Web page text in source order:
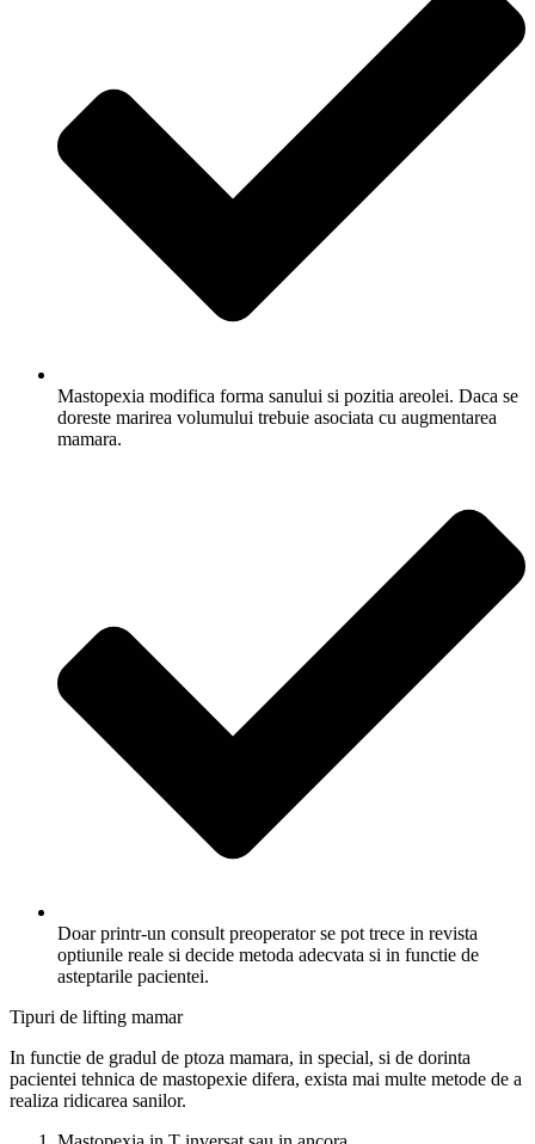
Mastopexia modifica forma sanului si pozitia areolei. Daca se
doreste marirea volumului trebuie asociata cu augmentarea
mamara.
Doar printr-un consult preoperator se pot trece in revista
optiunile reale si decide metoda adecvata si in functie de
asteptarile pacientei.
Tipuri de lifting mamar
In functie de gradul de ptoza mamara, in special, si de dorinta
pacientei tehnica de mastopexie difera, exista mai multe metode de a
realiza ridicarea sanilor.